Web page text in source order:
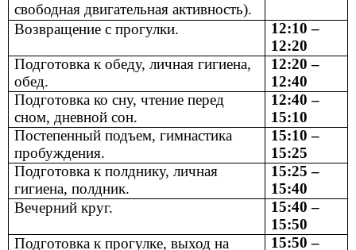
свободная двигательная активность).
Возвращение с прогулки.
12:10 –
12:20
Подготовка к обеду, личная гигиена,
обед.
12:20 –
12:40
Подготовка ко сну, чтение перед
сном, дневной сон.
12:40 –
15:10
Постепенный подъем, гимнастика
пробуждения.
15:10 –
15:25
Подготовка к полднику, личная
гигиена, полдник.
15:25 –
15:40
Вечерний круг.
15:40 –
15:50
Подготовка к прогулке, выход на
15:50 –